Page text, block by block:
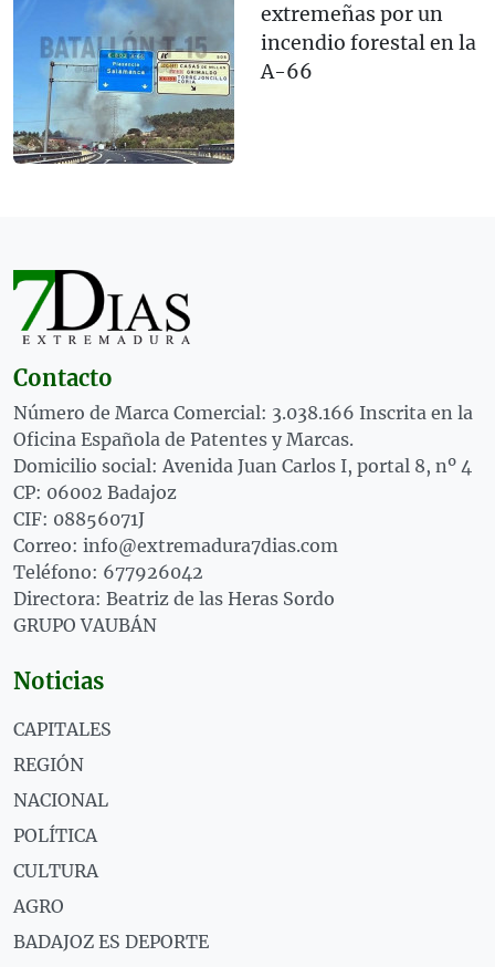
extremeñas por un
incendio forestal en la
A-66
Contacto
Número de Marca Comercial: 3.038.166 Inscrita en la
Oficina Española de Patentes y Marcas.
Domicilio social: Avenida Juan Carlos I, portal 8, nº 4
CP: 06002 Badajoz
CIF: 08856071J
Correo: info@extremadura7dias.com
Teléfono: 677926042
Directora: Beatriz de las Heras Sordo
GRUPO VAUBÁN
Noticias
CAPITALES
REGIÓN
NACIONAL
POLÍTICA
CULTURA
AGRO
BADAJOZ ES DEPORTE